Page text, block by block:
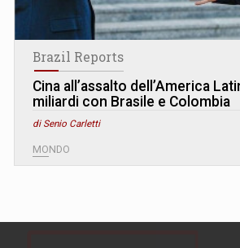
Brazil Reports
Cina all’assalto dell’America
miliardi con Brasile e Colombia
di Senio Carletti
MONDO